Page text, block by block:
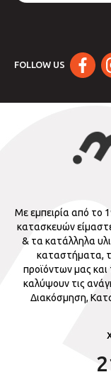
FOLLOW US
Με εμπειρία από το
κατασκευών
& τα κατάλληλα
καταστήματα,
προϊόντων μας
καλύψουν τις
Διακόσμηση,